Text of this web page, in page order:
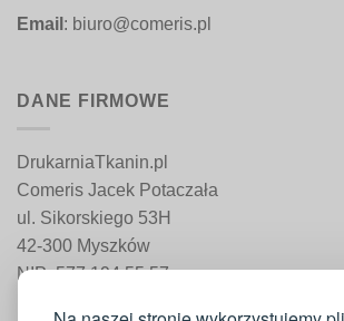
Email : biuro@comeris.pl
DANE FIRMOWE
DrukarniaTkanin.pl
Comeris Jacek Potaczała
ul. Sikorskiego 53H
42-300 Myszków
NIP: 577 194 55 57